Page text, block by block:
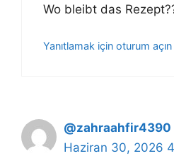
Wo bleibt das
Yanıtlamak için oturum açın
@zahraahfir4390
Haziran 30, 2026